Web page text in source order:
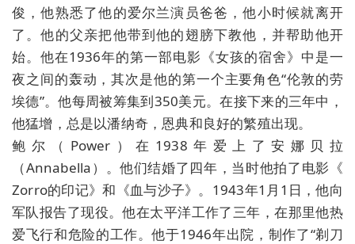
俊，他熟悉了他的爱尔兰演员爸爸，他小时候就离开
了。他的父亲把他带到他的翅膀下教他，并帮助他开
始。他在1936年的第一部电影《女孩的宿舍》中是一
夜之间的轰动，其次是他的第一个主要角色“伦敦的劳
埃德”。他每周被筹集到350美元。在接下来的三年中，
他猛增，总是以潘纳奇，恩典和良好的繁殖出现。
鲍尔（Power）在1938年爱上了安娜贝拉
（Annabella）。他们结婚了四年，当时他拍了电影《
Zorro的印记》和《血与沙子》。1943年1月1日，他向
军队报告了现役。他在太平洋工作了三年，在那里他热
爱飞行和危险的工作。他于1946年出院，制作了“剃刀